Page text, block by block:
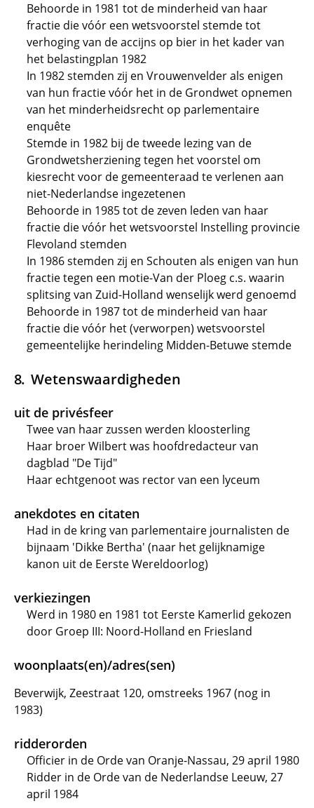
Behoorde in 1981 tot de minderheid van haar
fractie die vóór een wetsvoorstel stemde tot
verhoging van de accijns op bier in het kader van
het belastingplan 1982
In 1982 stemden zij en Vrouwenvelder als enigen
van hun fractie vóór het in de Grondwet opnemen
van het minderheidsrecht op parlementaire
enquête
Stemde in 1982 bij de tweede lezing van de
Grondwetsherziening tegen het voorstel om
kiesrecht voor de gemeenteraad te verlenen aan
niet-Nederlandse ingezetenen
Behoorde in 1985 tot de zeven leden van haar
fractie die vóór het wetsvoorstel Instelling provincie
Flevoland stemden
In 1986 stemden zij en Schouten als enigen van hun
fractie tegen een motie-Van der Ploeg c.s. waarin
splitsing van Zuid-Holland wenselijk werd genoemd
Behoorde in 1987 tot de minderheid van haar
fractie die vóór het (verworpen) wetsvoorstel
gemeentelijke herindeling Midden-Betuwe stemde
Wetenswaardigheden
uit de privésfeer
Twee van haar zussen werden kloosterling
Haar broer Wilbert was hoofdredacteur van
dagblad "De Tijd"
Haar echtgenoot was rector van een lyceum
anekdotes en citaten
Had in de kring van parlementaire journalisten de
bijnaam 'Dikke Bertha' (naar het gelijknamige
kanon uit de Eerste Wereldoorlog)
verkiezingen
Werd in 1980 en 1981 tot Eerste Kamerlid gekozen
door Groep III: Noord-Holland en Friesland
woonplaats(en)/adres(sen)
Beverwijk, Zeestraat 120, omstreeks 1967 (nog in
1983)
ridderorden
Officier in de Orde van Oranje-Nassau, 29 april 1980
Ridder in de Orde van de Nederlandse Leeuw, 27
april 1984